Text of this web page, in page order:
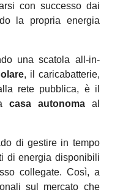
con successo dai
la propria energia
una scatola all-in-
, il caricabatterie,
rete pubblica, è il
casa autonoma al
di gestire in tempo
di energia disponibili
collegate. Così, a
sul mercato che